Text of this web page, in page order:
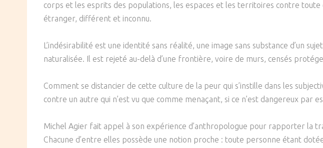
corps et les esprits des populations, les espaces et les territoires contre
étranger, différent et inconnu.
L’indésirabilité est une identité sans réalité, une image sans substance d’un
naturalisée. Il est rejeté au-delà d’une frontière, voire de murs, censés
Comment se distancier de cette culture de la peur qui s’instille dans les
contre un autre qui n’est vu que comme menaçant, si ce n’est dangereux par
Michel Agier fait appel à son expérience d’anthropologue pour rapporter la
Chacune d’entre elles possède une notion proche : toute personne étant